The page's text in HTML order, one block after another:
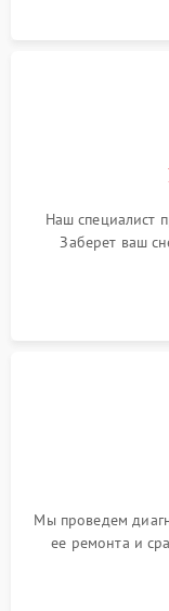
Наш специалист
Заберет ваш
Мы проведем
ее ремонта и